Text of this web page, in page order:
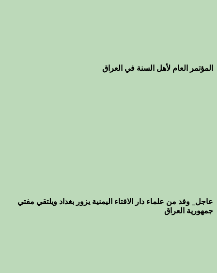
المؤتمر العام لأهل السنة في العراق
عاجل_ وفد من علماء دار الافتاء اليمنية يزور بغداد ويلتقي مفتي
جمهورية العراق